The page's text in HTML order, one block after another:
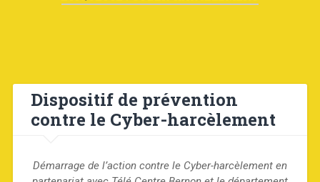
Dispositif de prévention
contre le Cyber-harcèlement
Démarrage de l’action contre le Cyber-harcèlement en